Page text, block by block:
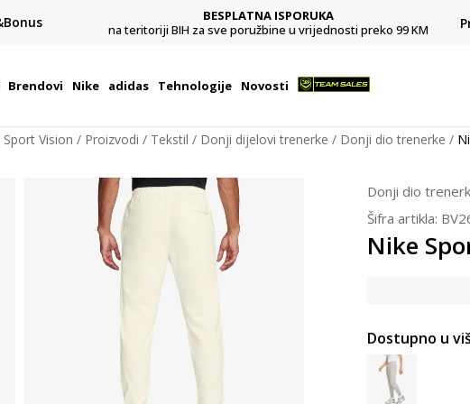
BESPLATNA ISPORUKA
na teritoriji BIH za sve poružbine u vrijednosti preko 99 KM
Brendovi Nike adidas Tehnologije Novosti
Vision Proizvodi Tekstil Donji dijelovi trenerke Donji dio trenerke
Donji dio
Šifra artikla:
Nike
Dostupno u